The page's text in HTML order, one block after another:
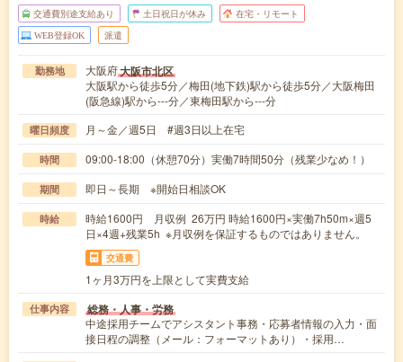
交通費別途支給あり 土日祝日が休み 在宅・リモート
WEB登録OK 派遣
勤務地 大阪府大阪市北区
大阪駅から徒歩5分／梅田(地下鉄)駅から徒歩5分／大阪梅田
(阪急線)駅から---分／東梅田駅から---分
曜日頻度 月～金／週5日 #週3日以上在宅
時間 09:00-18:00（休憩70分）実働7時間50分（残業少なめ！）
期間 即日～長期 ※開始日相談OK
時給
時給1600円 月収例 26万円 時給1600円×実働7h50m×週5
日×4週+残業5h ※月収例を保証するものではありません。
交通費
1ヶ月3万円を上限として実費支給
仕事内容 総務・人事・労務
中途採用チームでアシスタント事務・応募者情報の入力・面
接日程の調整（メール：フォーマットあり）・採用…